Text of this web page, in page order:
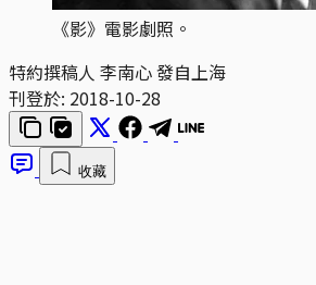
《影》電影劇照。
特約撰稿人 李南心 發自上海
刊登於: 2018-10-28
收藏